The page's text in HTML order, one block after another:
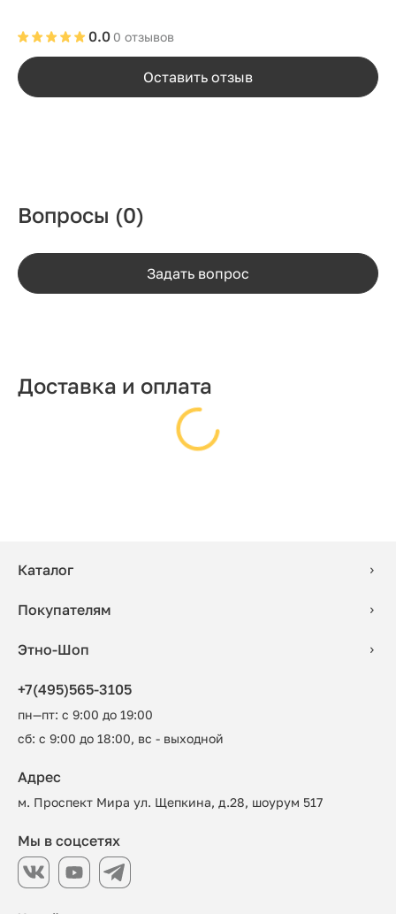
0 отзывов
0.0
Оставить отзыв
Вопросы (0)
Задать вопрос
Доставка и оплата
Каталог
Покупателям
Этно-Шоп
+7(495)565-3105
пн—пт: с 9:00 до 19:00
сб: с 9:00 до 18:00, вс - выходной
Адрес
м. Проспект Мира ул. Щепкина, д.28, шоурум 517
Мы в соцсетях